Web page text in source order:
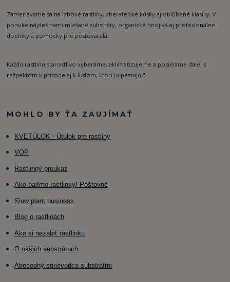
Zameriavame sa na izbové rastliny, zberateľské kúsky aj obľúbené klasiky. V
ponuke nájdeš nami miešané substráty, organické hnojivá aj profesionálne
doplnky a pomôcky pre pestovateľa.
Každú rastlinu starostlivo vyberáme, aklimatizujeme a posielame ďalej s
rešpektom k prírode aj k ľuďom, ktorí ju pestujú."
MOHLO BY ŤA ZAUJÍMAŤ
KVETÚLOK - Útulok pre rastliny
VOP
Rastlinný preukaz
Ako balíme rastlinky/ Poštovné
Slow plant business
Blog o rastlinách
Ako si nezabiť rastlinku
O našich substrátoch
Abecedný sprievodca substrátmi